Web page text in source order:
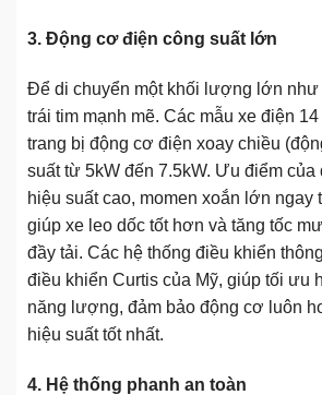
3. Động cơ điện công suất lớn
Để di chuyển một khối lượng lớn như
trái tim mạnh mẽ. Các mẫu xe điện
trang bị động cơ điện xoay chiều
suất từ 5kW đến 7.5kW. Ưu điểm của
hiệu suất cao, momen xoắn lớn ngay
giúp xe leo dốc tốt hơn và tăng tốc
đầy tải. Các hệ thống điều khiển
điều khiển Curtis của Mỹ, giúp tối ưu
năng lượng, đảm bảo động cơ luôn
hiệu suất tốt nhất.
4. Hệ thống phanh an toàn